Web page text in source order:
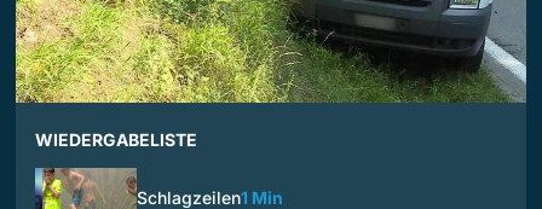
WIEDERGABELISTE
Schlagzeilen1 Min